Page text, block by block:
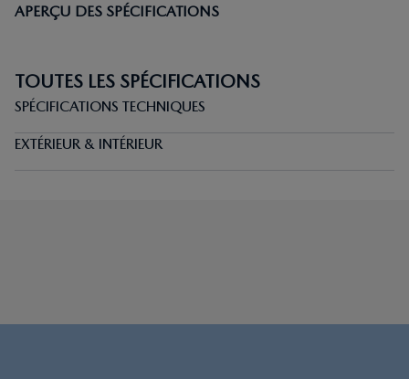
APERÇU DES SPÉCIFICATIONS
TOUTES LES SPÉCIFICATIONS
SPÉCIFICATIONS TECHNIQUES
EXTÉRIEUR & INTÉRIEUR